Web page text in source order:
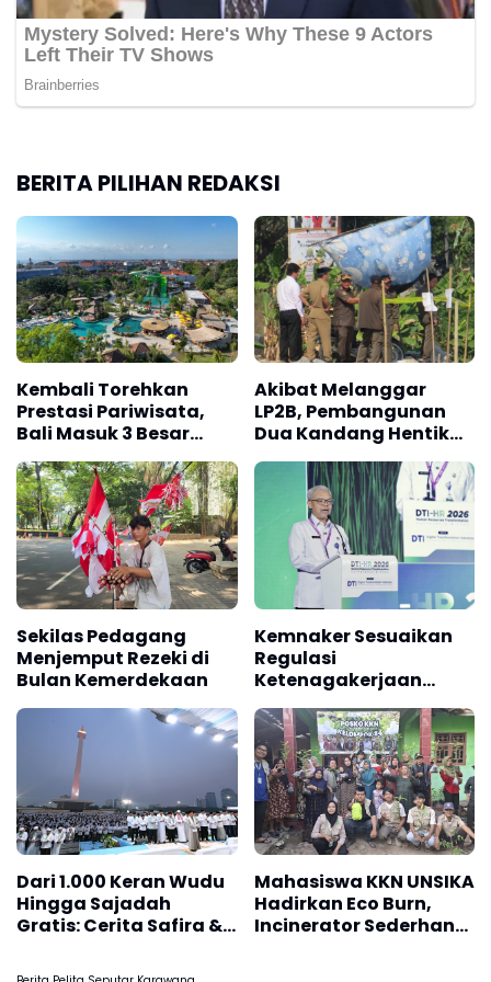
BERITA PILIHAN REDAKSI
Kembali Torehkan
Prestasi Pariwisata,
Bali Masuk 3 Besar
Pulau Terbaik Asia & 4
di Dunia
Akibat Melanggar
LP2B, Pembangunan
Dua Kandang Hentikan
Satpol PP Kabupaten
Karawang
Sekilas Pedagang
Menjemput Rezeki di
Bulan Kemerdekaan
Kemnaker Sesuaikan
Regulasi
Ketenagakerjaan
Dunia Kerja
Dari 1.000 Keran Wudu
Hingga Sajadah
Gratis: Cerita Safira &
Zikir Kebangsaan
Mahasiswa KKN UNSIKA
Hadirkan Eco Burn,
Incinerator Sederhana